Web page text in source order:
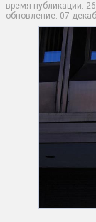
время публикации:
обновление: 07